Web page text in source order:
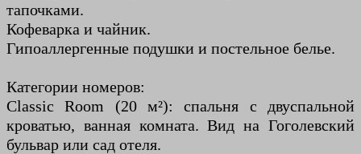
тапочками.
Кофеварка и чайник.
Гипоаллергенные подушки и постельное белье.
Категории номеров:
Classic Room (20 м²): спальня с двуспальной
кроватью, ванная комната. Вид на Гоголевский
бульвар или сад отеля.